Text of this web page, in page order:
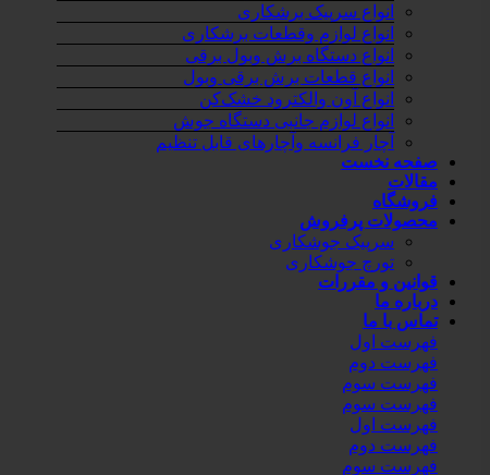
انواع سرپیک برشکاری
انواع لوازم وقطعات برشکاری
انواع دستگاه برش وبول برقی
انواع قطعات برش برقی وبول
انواع آون والکترود خشک‌کن
انواع لوازم جانبی دستگاه جوش
آچار فرانسه وآچارهای قابل تنظیم
صفحه نخست
مقالات
فروشگاه
محصولات پرفروش
سرپیک جوشکاری
تورچ جوشکاری
قوانین و مقررات
درباره ما
تماس با ما
فهرست اول
فهرست دوم
فهرست سوم
فهرست سوم
فهرست اول
فهرست دوم
فهرست سوم